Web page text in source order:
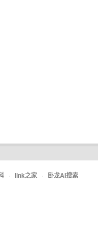
· link之家 · 卧龙AI搜索